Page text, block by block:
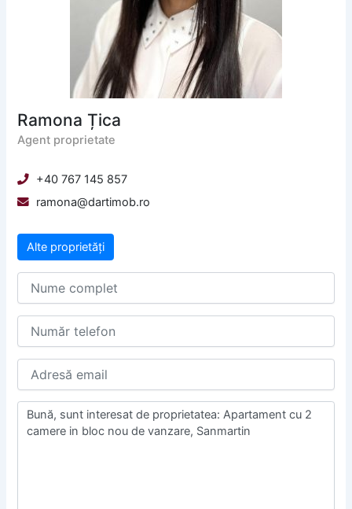
Ramona Țica
Agent proprietate
+40 767 145 857
ramona@dartimob.ro
Alte proprietăți